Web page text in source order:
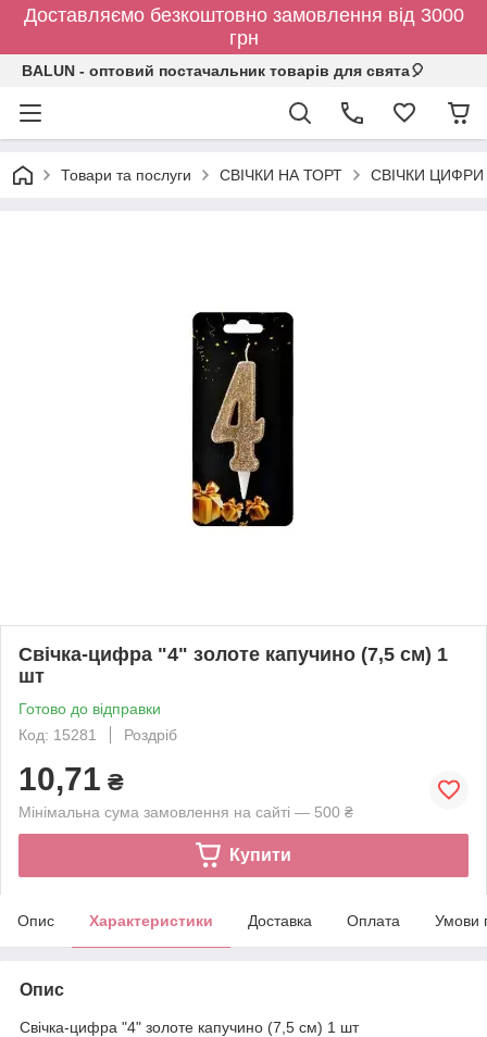
Доставляємо безкоштовно замовлення від 3000
грн
BALUN - оптовий постачальник товарів для свята🎈
Товари та послуги СВІЧКИ НА ТОРТ СВІЧКИ ЦИФРИ
Свічка-цифра "4" золоте капучино (7,5 см) 1
шт
Готово до відправки
Код: 15281
Роздріб
10,71 ₴
Мінімальна сума замовлення на сайті — 500 ₴
Купити
Опис Характеристики Доставка Оплата Умови
Опис
Свічка-цифра "4" золоте капучино (7,5 см) 1 шт